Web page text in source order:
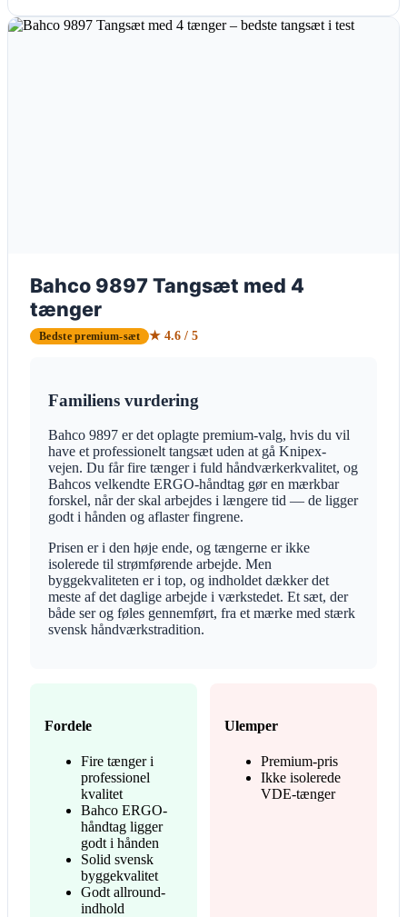
Bahco 9897 Tangsæt med 4
tænger
Bedste premium-sæt ★ 4.6 / 5
Familiens vurdering
Bahco 9897 er det oplagte premium-valg, hvis du vil
have et professionelt tangsæt uden at gå Knipex-
vejen. Du får fire tænger i fuld håndværkerkvalitet, og
Bahcos velkendte ERGO-håndtag gør en mærkbar
forskel, når der skal arbejdes i længere tid — de ligger
godt i hånden og aflaster fingrene.
Prisen er i den høje ende, og tængerne er ikke
isolerede til strømførende arbejde. Men
byggekvaliteten er i top, og indholdet dækker det
meste af det daglige arbejde i værkstedet. Et sæt, der
både ser og føles gennemført, fra et mærke med stærk
svensk håndværkstradition.
Fordele
Fire tænger i
professionel
kvalitet
Bahco ERGO-
håndtag ligger
godt i hånden
Solid svensk
byggekvalitet
Godt allround-
indhold
Ulemper
Premium-pris
Ikke isolerede
VDE-tænger